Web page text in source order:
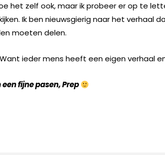
het zelf ook, maar ik probeer er op te
Ik ben nieuwsgierig naar het
zouden
Want ieder mens heeft een eigen verhaal
fijne pasen, Prep